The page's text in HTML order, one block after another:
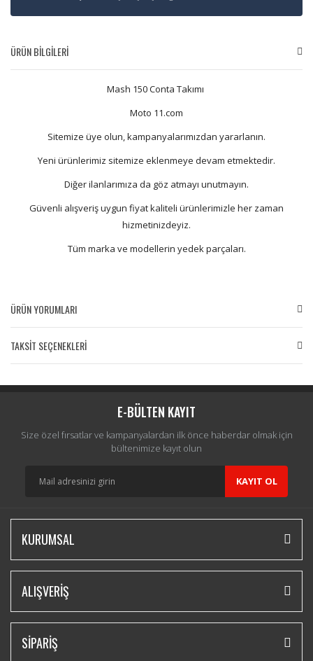
ÜRÜN BİLGİLERİ
Mash 150 Conta Takımı
Moto 11.com
Sitemize üye olun, kampanyalarımızdan yararlanın.
Yeni ürünlerimiz sitemize eklenmeye devam etmektedir.
Diğer ilanlarımıza da göz atmayı unutmayın.
Güvenli alışveriş uygun fiyat kaliteli ürünlerimizle her zaman
hizmetinizdeyiz.
Tüm marka ve modellerin yedek parçaları.
ÜRÜN YORUMLARI
Yorum Yaz
TAKSİT SEÇENEKLERİ
E-BÜLTEN KAYIT
Size özel fırsatlar ve kampanyalardan ilk önce haberdar olmak için
bültenimize kayıt olun
KAYIT OL
KURUMSAL
ALIŞVERİŞ
SİPARİŞ